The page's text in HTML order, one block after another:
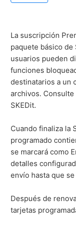
La suscripción
paquete básico de
usuarios pueden
funciones
destinatarios a un
archivos.
SKEDit.
Cuando finaliza la
programado
se marcará como
detalles
envío hasta que
Después de
tarjetas